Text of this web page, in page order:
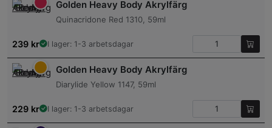
Golden Heavy Body Akrylfärg
Quinacridone Red 1310, 59ml
239 kr I lager: 1-3 arbetsdagar
Golden Heavy Body Akrylfärg
Diarylide Yellow 1147, 59ml
229 kr I lager: 1-3 arbetsdagar